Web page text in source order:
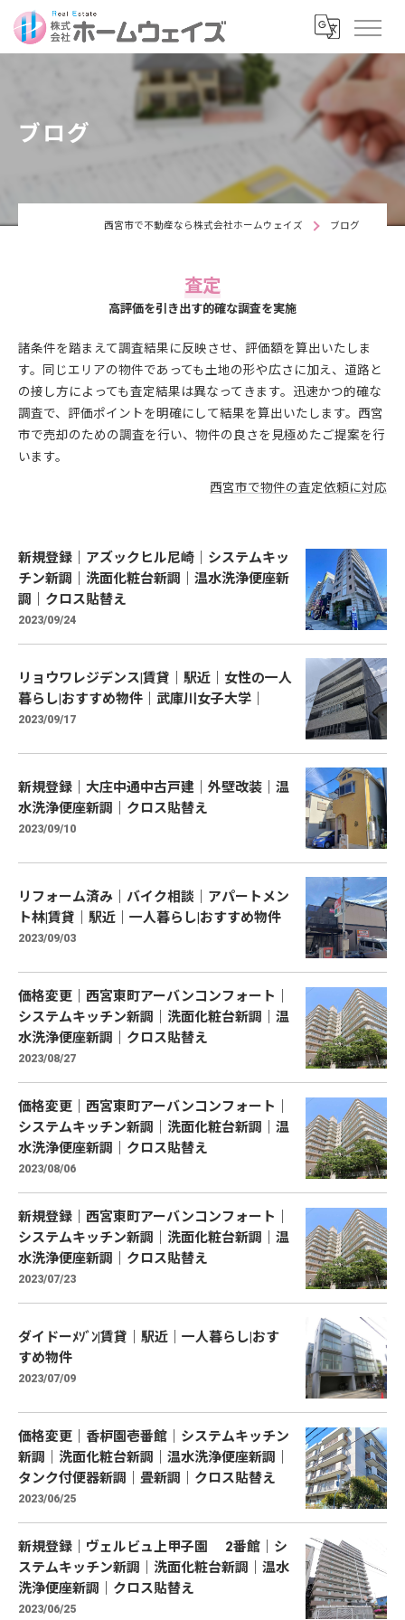
ブログ
西宮市で不動産なら株式会社ホームウェイズ ブログ
査定
高評価を引き出す的確な調査を実施
諸条件を踏まえて調査結果に反映させ、評価額を算出いたしま
す。同じエリアの物件であっても土地の形や広さに加え、道路と
の接し方によっても査定結果は異なってきます。迅速かつ的確な
調査で、評価ポイントを明確にして結果を算出いたします。西宮
市で売却のための調査を行い、物件の良さを見極めたご提案を行
います。
西宮市で物件の査定依頼に対応
新規登録｜アズックヒル尼崎｜システムキッ
チン新調｜洗面化粧台新調｜温水洗浄便座新
調｜クロス貼替え
2023/09/24
リョウワレジデンス|賃貸｜駅近｜女性の一人
暮らし|おすすめ物件｜武庫川女子大学｜
2023/09/17
新規登録｜大庄中通中古戸建｜外壁改装｜温
水洗浄便座新調｜クロス貼替え
2023/09/10
リフォーム済み｜バイク相談｜アパートメン
ト林|賃貸｜駅近｜一人暮らし|おすすめ物件
2023/09/03
価格変更｜西宮東町アーバンコンフォート｜
システムキッチン新調｜洗面化粧台新調｜温
水洗浄便座新調｜クロス貼替え
2023/08/27
価格変更｜西宮東町アーバンコンフォート｜
システムキッチン新調｜洗面化粧台新調｜温
水洗浄便座新調｜クロス貼替え
2023/08/06
新規登録｜西宮東町アーバンコンフォート｜
システムキッチン新調｜洗面化粧台新調｜温
水洗浄便座新調｜クロス貼替え
2023/07/23
ダイドーﾒｿﾞﾝ|賃貸｜駅近｜一人暮らし|おす
すめ物件
2023/07/09
価格変更｜香枦園壱番館｜システムキッチン
新調｜洗面化粧台新調｜温水洗浄便座新調｜
タンク付便器新調｜畳新調｜クロス貼替え
2023/06/25
新規登録｜ヴェルビュ上甲子園 2番館｜シ
ステムキッチン新調｜洗面化粧台新調｜温水
洗浄便座新調｜クロス貼替え
2023/06/25